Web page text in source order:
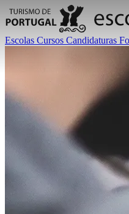
Escolas Cursos Candidaturas